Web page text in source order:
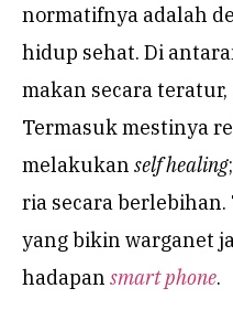
normatifnya adalah
hidup sehat. Di
makan secara
Termasuk mestinya
melakukan self healing
ria secara
yang bikin warganet
hadapan smart phone.